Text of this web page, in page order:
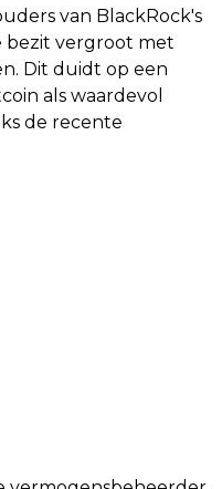
van BlackRock's
bezit vergroot met
Dit duidt op een
als waardevol
de recente